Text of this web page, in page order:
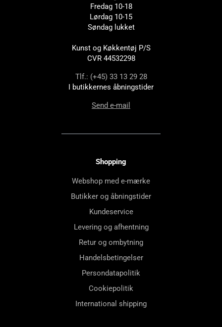
Fredag 10-18
Lørdag 10-15
Søndag lukket
Kunst og Køkkentøj P/S
CVR 44532298
Tlf.: (+45) 33 13 29 28
I butikkernes åbningstider
Send e-mail
Shopping
Webshop med e-mærke
Butikker og åbningstider
Kundeservice
Levering og afhentning
Retur og ombytning
Handelsbetingelser
Persondatapolitik
Cookiepolitik
International shipping